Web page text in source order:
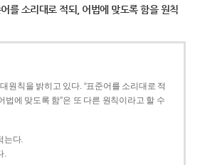
를 소리대로 적되, 어법에 맞도록 함을 원칙
원칙을 밝히고 있다. “표준어를 소리대로 적
법에 맞도록 함”은 또 다른 원칙이라고 할 수
는다.
.